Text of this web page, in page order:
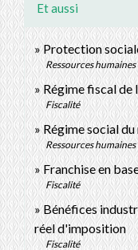
Et aussi
Protection
Ressources humaines
Régime fiscal
Fiscalité
Régime social
Ressources humaines
Franchise en
Fiscalité
Bénéfices
réel d'imposition
Fiscalité